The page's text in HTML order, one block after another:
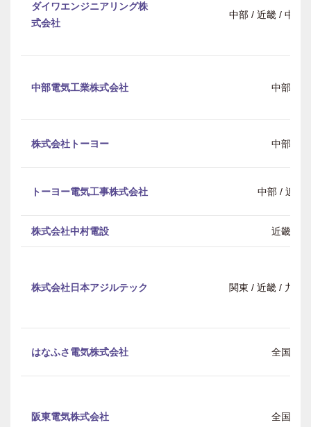
ダイワエンジニアリング株
式会社
中部 / 近畿 / 中国
中部電気工業株式会社 中部
株式会社トーヨー 中部
トーヨー電気工事株式会社 中部 / 近畿
株式会社中村電設 近畿
株式会社日本アジルテック 関東 / 近畿 / 九州
はなふさ電気株式会社 全国
阪東電気株式会社 全国